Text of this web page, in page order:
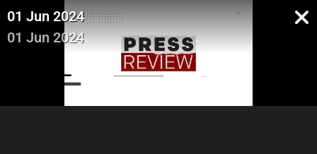
01 Jun 2024
01 Jun 2024